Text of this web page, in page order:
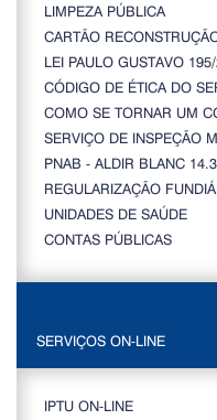
LIMPEZA PÚBLICA
CARTÃO
LEI PAULO GUSTAVO
CÓDIGO DE ÉTICA DO
COMO SE TORNAR UM
SERVIÇO DE INSPEÇÃO
PNAB - ALDIR BLANC
REGULARIZAÇÃO
UNIDADES DE SAÚDE
CONTAS PÚBLICAS
SERVIÇOS ON-LINE
IPTU ON-LINE